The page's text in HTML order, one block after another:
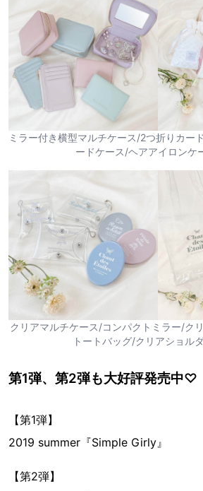
ミラー付き横型マルチケース/2つ折りカー
ードケース/ヘアアイロンケ
クリアマルチケース/コンパクトミラー/ク
トートバッグ/クリアショル
第1弾、第2弾も大好評発売中♡
【第1弾】
2019 summer『Simple Girly』
【第2弾】